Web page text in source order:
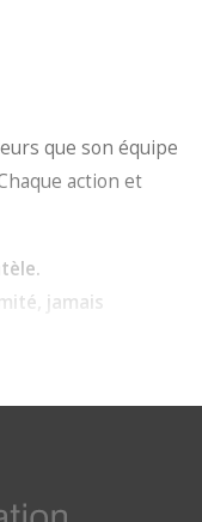
que son équipe
action et
jamais
repose sur les